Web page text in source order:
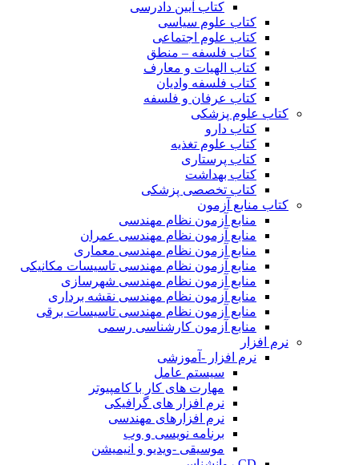
کتاب آیین دادرسی
کتاب علوم سیاسی
کتاب علوم اجتماعی
کتاب فلسفه – منطق
کتاب الهیات و معارف
کتاب فلسفه وادیان
کتاب عرفان و فلسفه
کتاب علوم پزشکی
کتاب دارو
کتاب علوم تغذیه
کتاب پرستاری
کتاب بهداشت
کتاب تخصصی پزشکی
کتاب منابع آزمون
منابع آزمون نظام مهندسی
منابع آزمون نظام مهندسی عمران
منابع آزمون نظام مهندسی معماری
منابع آزمون نظام مهندسی تاسیسات مکانیکی
منابع آزمون نظام مهندسی شهرسازی
منابع آزمون نظام مهندسی نقشه برداری
منابع آزمون نظام مهندسی تاسیسات برقی
منابع آزمون کارشناسی رسمی
نرم افزار
نرم افزار -آموزشی
سیستم عامل
مهارت های کار با کامپیوتر
نرم افزار های گرافیکی
نرم افزارهای مهندسی
برنامه نویسی و وب
موسیقی -ویدیو و انیمیشن